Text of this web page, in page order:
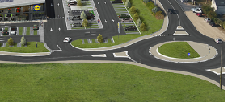
LIDL »